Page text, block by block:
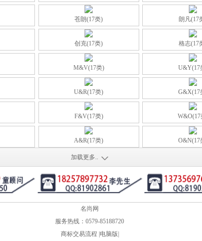
苍朗(17类) 朗凡(17
创克(17类) 格志(17
M&V(17类) U&Y(17
U&R(17类) G&X(17
F&V(17类) W&O(17
A&R(17类) O&N(17
加载更多..
名尚网
服务热线：0579-85188720
商标交易流程 |电脑版|